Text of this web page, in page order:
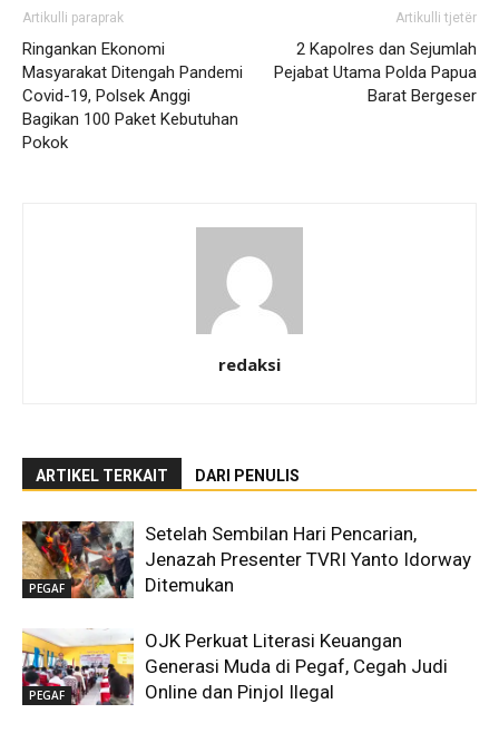
Artikulli paraprak
Ringankan Ekonomi
Masyarakat Ditengah Pandemi
Covid-19, Polsek Anggi
Bagikan 100 Paket Kebutuhan
Pokok
Artikulli tjetër
2 Kapolres dan Sejumlah
Pejabat Utama Polda Papua
Barat Bergeser
redaksi
ARTIKEL TERKAIT DARI PENULIS
PEGAF
Setelah Sembilan Hari Pencarian,
Jenazah Presenter TVRI Yanto Idorway
Ditemukan
PEGAF
OJK Perkuat Literasi Keuangan
Generasi Muda di Pegaf, Cegah Judi
Online dan Pinjol Ilegal